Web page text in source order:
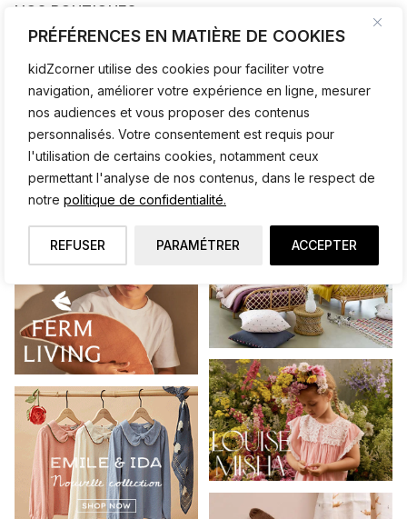
PRÉFÉRENCES EN MATIÈRE DE COOKIES
kidZcorner utilise des cookies pour faciliter votre
navigation, améliorer votre expérience en ligne, mesurer
nos audiences et vous proposer des contenus
personnalisés. Votre consentement est requis pour
l'utilisation de certains cookies, notamment ceux
permettant l'analyse de nos contenus, dans le respect de
notre politique de confidentialité.
PARAMÉTRER
REFUSER ACCEPTER
NOS BOUTIQUES ♥